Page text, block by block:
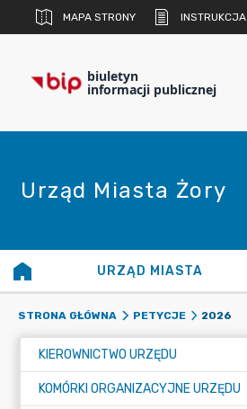
MAPA STRONY INSTRUKCJA
biuletyn
informacji publicznej
Urząd Miasta Żory
URZĄD MIASTA
STRONA GŁÓWNA PETYCJE 2026
KIEROWNICTWO URZĘDU
KOMÓRKI ORGANIZACYJNE URZĘDU